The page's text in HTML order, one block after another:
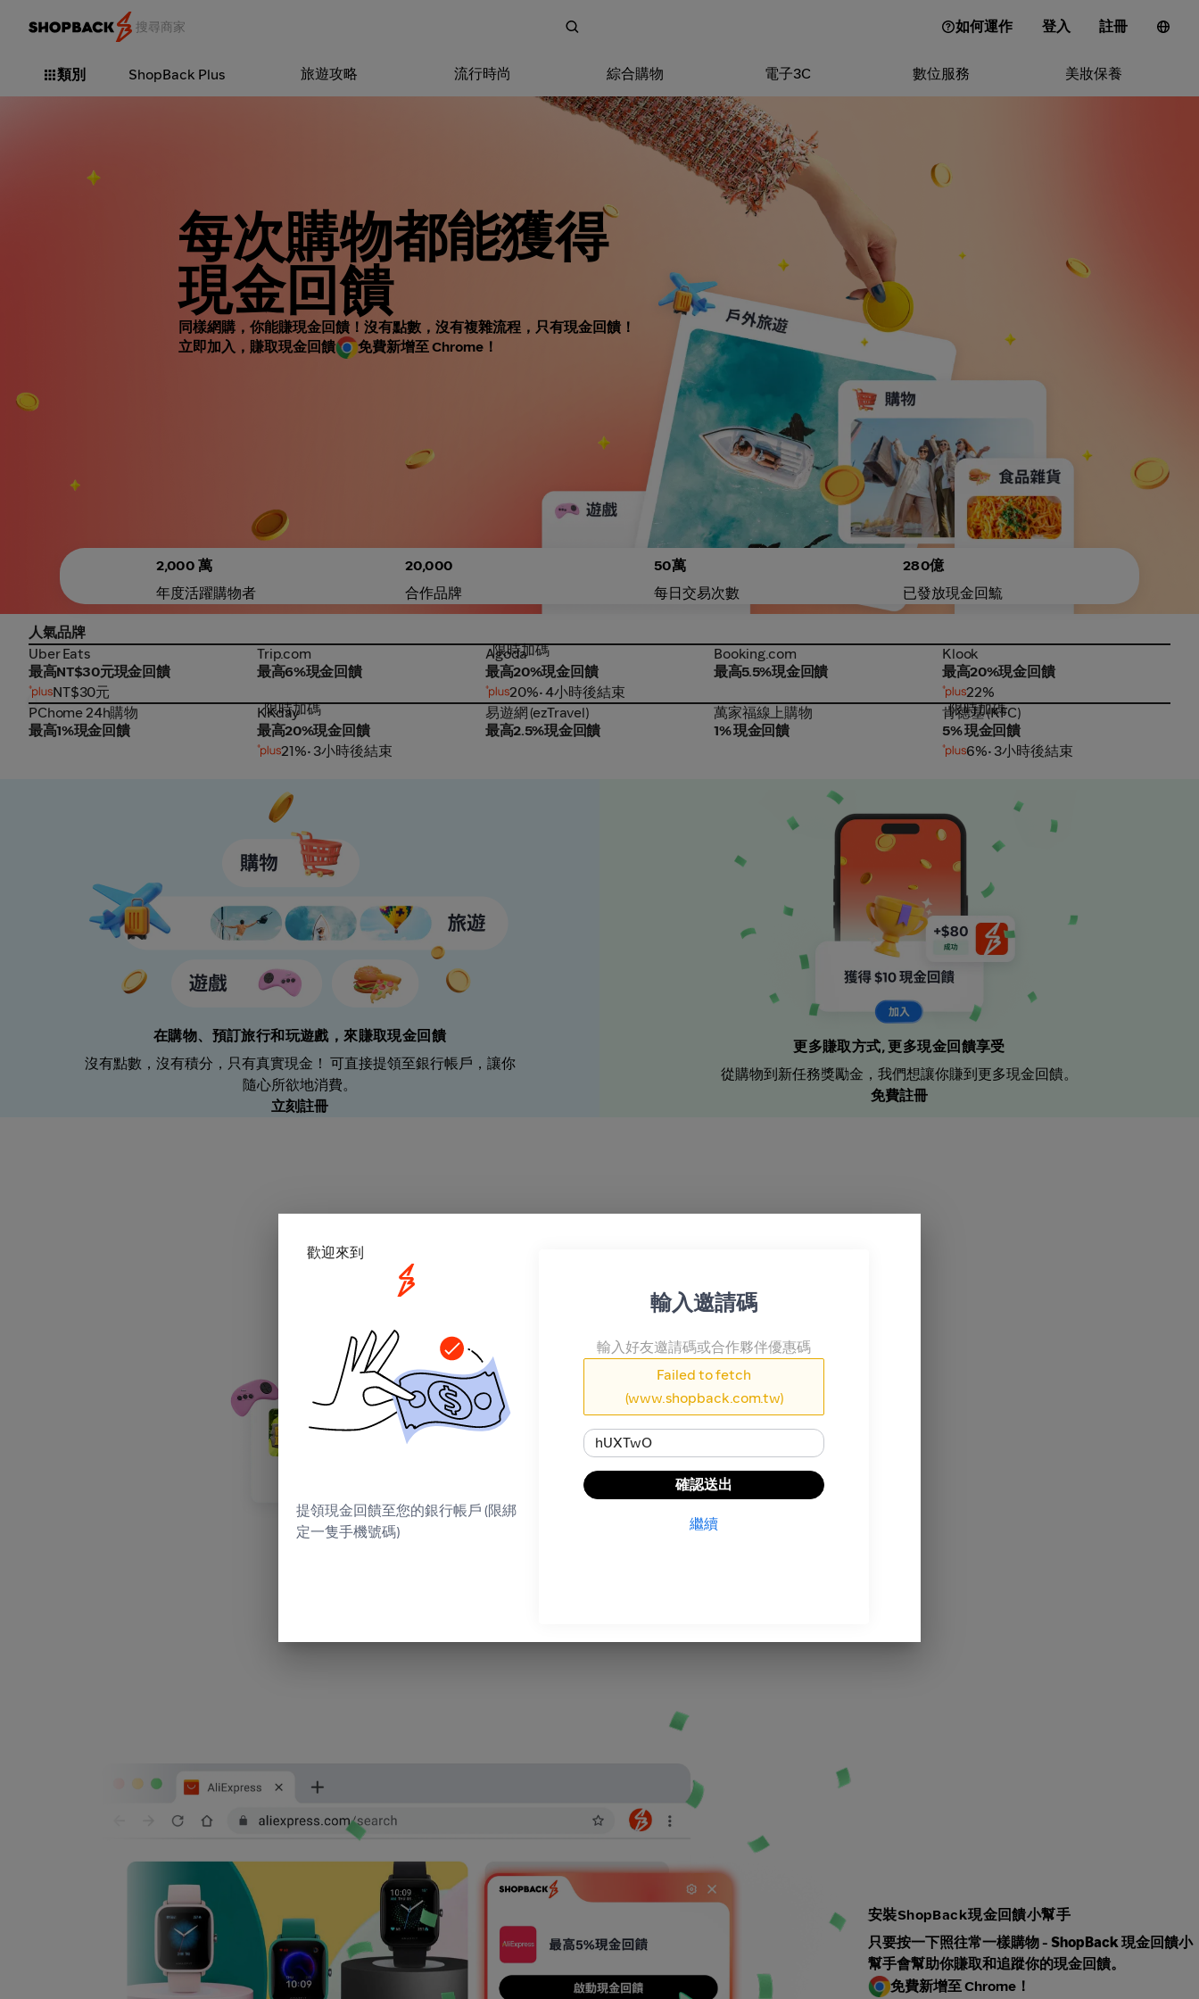
如何運作 登入 註冊
類別 ShopBack Plus 旅遊攻略 流行時尚 綜合購物 電子3C 數位服務 美妝保養
每次購物都能獲得
現金回饋
同樣網購，你能賺現金回饋！沒有點數，沒有複雜流程，只有現金回饋！
立即加入，賺取現金回饋
免費新增至 Chrome！
2,000 萬
年度活躍購物者
20,000
合作品牌
50萬
每日交易次數
280億
已發放現金回鯍
人氣品牌
Uber Eats
Uber Eats
最高NT$30元現金回饋
NT$30元
Trip.com
Trip.com
最高6%現金回饋
Agoda
限時加碼
Agoda
最高20%現金回饋
20%• 4小時後結束
Booking.com
Booking.com
最高5.5%現金回饋
Klook
Klook
最高20%現金回饋
22%
PChome 24h購物
PChome 24h購物
最高1%現金回饋
KKday
限時加碼
KKday
最高20%現金回饋
21%• 3小時後結束
易遊網 (ezTravel)
易遊網 (ezTravel)
最高2.5%現金回饋
萬家福線上購物
萬家福線上購物
1% 現金回饋
肯德基 (KFC)
限時加碼
肯德基 (KFC)
5% 現金回饋
6%• 3小時後結束
在購物、預訂旅行和玩遊戲，來賺取現金回饋
沒有點數，沒有積分，只有真實現金！ 可直接提領至銀行帳戶，讓你
隨心所欲地消費。
立刻註冊
更多賺取方式, 更多現金回饋享受
從購物到新任務獎勵金，我們想讓你賺到更多現金回饋。
免費註冊
如何運作
搜尋你喜愛的商家或遊戲
2像平常一樣購物、預訂旅行和玩遊戲
3正在追蹤你的現金回饋 😌
安裝ShopBack現金回饋小幫手
只要按一下照往常一樣購物 - ShopBack 現金回饋小
幫手會幫助你賺取和追蹤你的現金回饋。
免費新增至 Chrome！
歡迎來到
提領現金回饋至您的銀行帳戶 (限綁
定一隻手機號碼)
輸入邀請碼
輸入好友邀請碼或合作夥伴優惠碼
Failed to fetch
(www.shopback.com.tw)
確認送出
繼續